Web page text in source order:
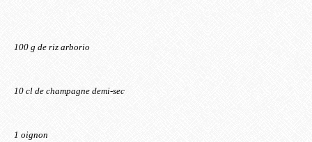
100 g de riz arborio
10 cl de champagne demi-sec
1 oignon